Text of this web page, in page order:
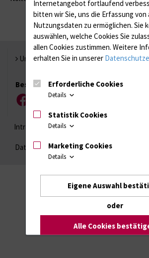
Universität Rostock
Besuchen Sie uns
Facebook
Intranet Login (für Studenten)
Datenschutzhinweise Barrierefreiheit
Internetangebot fortlaufend
bitten wir Sie, uns die Erfassung
Nutzungsdaten zu ermöglichen. Sie
auswählen, welche Cookies Sie
allen Cookies zustimmen. Weitere
erhalten Sie in unserer
Erforderliche Cookies
Details
Statistik Cookies
Details
Marketing Cookies
Details
Eigene Auswahl
oder
Alle Cookies